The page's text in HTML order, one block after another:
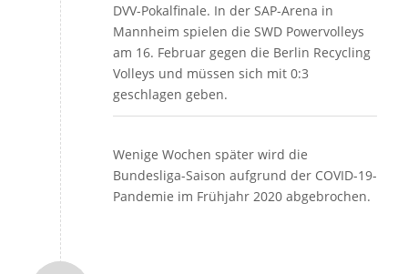
DVV-Pokalfinale. In der SAP-Arena in
Mannheim spielen die SWD Powervolleys
am 16. Februar gegen die Berlin Recycling
Volleys und müssen sich mit 0:3
geschlagen geben.
Wenige Wochen später wird die
Bundesliga-Saison aufgrund der COVID-19-
Pandemie im Frühjahr 2020 abgebrochen.